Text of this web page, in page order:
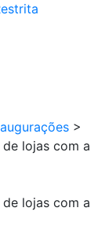
>
lojas com a
lojas com a